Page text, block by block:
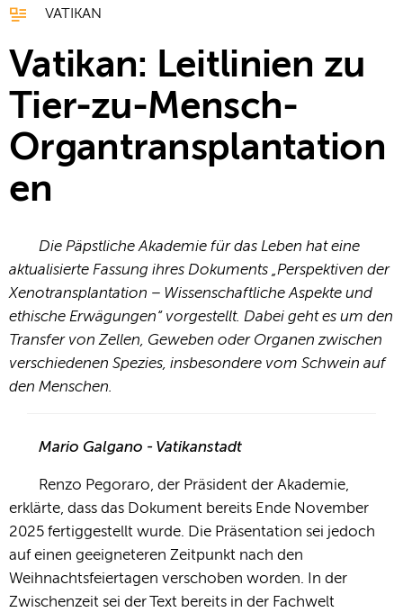
VATIKAN
Vatikan: Leitlinien zu
Tier-zu-Mensch-
Organtransplantation
en
Die Päpstliche Akademie für das Leben hat eine
aktualisierte Fassung ihres Dokuments „Perspektiven der
Xenotransplantation – Wissenschaftliche Aspekte und
ethische Erwägungen“ vorgestellt. Dabei geht es um den
Transfer von Zellen, Geweben oder Organen zwischen
verschiedenen Spezies, insbesondere vom Schwein auf
den Menschen.
Mario Galgano - Vatikanstadt
Renzo Pegoraro, der Präsident der Akademie,
erklärte, dass das Dokument bereits Ende November
2025 fertiggestellt wurde. Die Präsentation sei jedoch
auf einen geeigneteren Zeitpunkt nach den
Weihnachtsfeiertagen verschoben worden. In der
Zwischenzeit sei der Text bereits in der Fachwelt